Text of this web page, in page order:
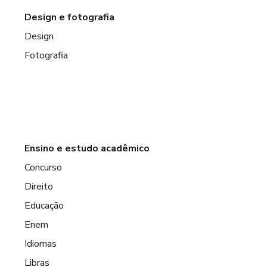
Design e fotografia
Design
Fotografia
Ensino e estudo acadêmico
Concurso
Direito
Educação
Enem
Idiomas
Libras